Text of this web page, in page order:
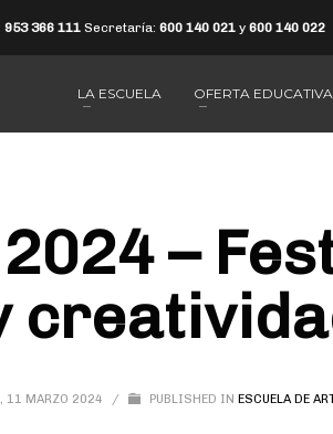
953 366 111 Secretaría: 600 140 021 y 600 140 022
LA ESCUELA OFERTA EDUCATIVA
–
11 MARZO 2024 / PUBLISHED IN ESCUELA DE